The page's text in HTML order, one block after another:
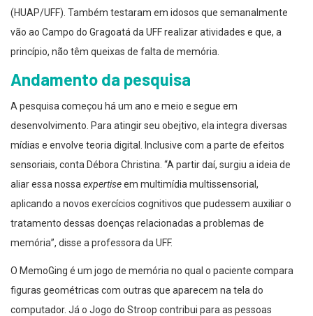
(HUAP/UFF). Também testaram em idosos que semanalmente
vão ao Campo do Gragoatá da UFF realizar atividades e que, a
princípio, não têm queixas de falta de memória.
Andamento da pesquisa
A pesquisa começou há um ano e meio e segue em
desenvolvimento. Para atingir seu obejtivo, ela integra diversas
mídias e envolve teoria digital. Inclusive com a parte de efeitos
sensoriais, conta Débora Christina. “A partir daí, surgiu a ideia de
aliar essa nossa expertiseem multimídia multissensorial,
aplicando a novos exercícios cognitivos que pudessem auxiliar o
tratamento dessas doenças relacionadas a problemas de
memória”, disse a professora da UFF.
O MemoGing é um jogo de memória no qual o paciente compara
figuras geométricas com outras que aparecem na tela do
computador. Já o Jogo do Stroop contribui para as pessoas